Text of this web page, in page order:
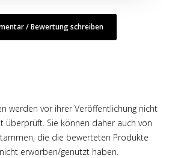
/ Bewertung schreiben
werden vor ihrer Veröffentlichung nicht
überprüft. Sie können daher auch von
die die bewerteten Produkte
erworben/genutzt haben.